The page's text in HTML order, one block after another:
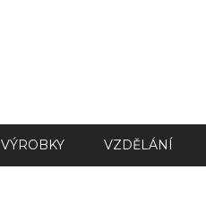
VÝROBKY VZDĚLÁNÍ